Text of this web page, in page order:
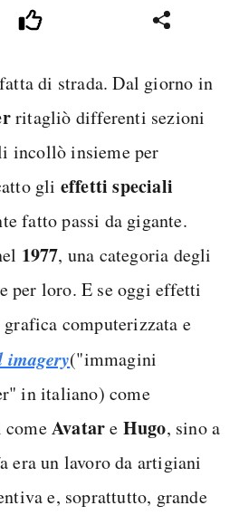
di strada. Dal giorno in
ritagliò differenti sezioni
incollò insieme per
gli effetti speciali
fatto passi da gigante.
1977, una categoria degli
per loro. E se oggi effetti
computerizzata e
imagery("immagini
in italiano) come
comeAvatare Hugo, sino a
era un lavoro da artigiani
e, soprattutto, grande